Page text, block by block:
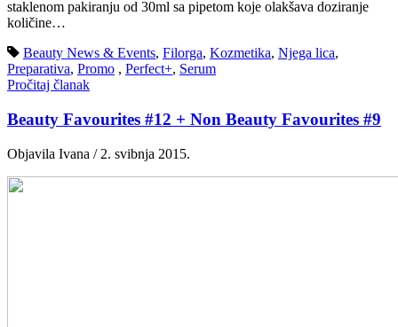
staklenom pakiranju od 30ml sa pipetom koje olakšava doziranje
količine…
Beauty News & Events, Filorga, Kozmetika, Njega lica,
Preparativa, Promo , Perfect+, Serum
Pročitaj članak
Beauty Favourites #12 + Non Beauty Favourites #9
Objavila Ivana / 2. svibnja 2015.